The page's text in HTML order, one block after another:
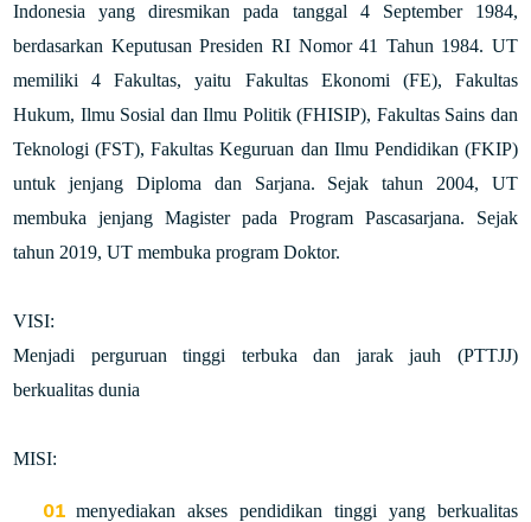
Indonesia yang diresmikan pada tanggal 4 September 1984,
berdasarkan Keputusan Presiden RI Nomor 41 Tahun 1984. UT
memiliki 4 Fakultas, yaitu Fakultas Ekonomi (FE), Fakultas
Hukum, Ilmu Sosial dan Ilmu Politik (FHISIP), Fakultas Sains dan
Teknologi (FST), Fakultas Keguruan dan Ilmu Pendidikan (FKIP)
untuk jenjang Diploma dan Sarjana. Sejak tahun 2004, UT
membuka jenjang Magister pada Program Pascasarjana. Sejak
tahun 2019, UT membuka program Doktor.
VISI:
Menjadi perguruan tinggi terbuka dan jarak jauh (PTTJJ)
berkualitas dunia
MISI:
menyediakan akses pendidikan tinggi yang berkualitas